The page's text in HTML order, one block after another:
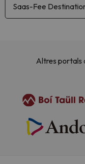
Saas-Fee
Altres portals